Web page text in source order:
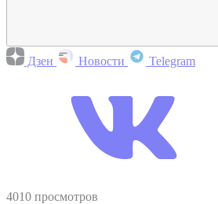
Дзен Новости Telegram
4010 просмотров